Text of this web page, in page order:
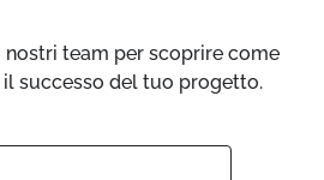
team per scoprire come
successo del tuo progetto.